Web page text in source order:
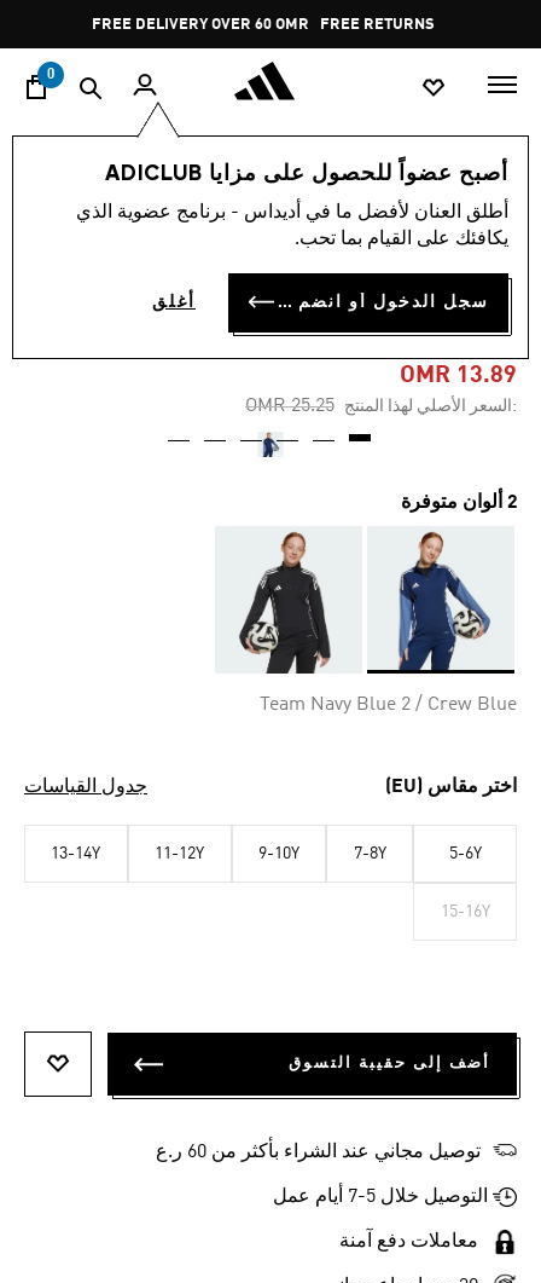
Pause
promotion
rotation
FREE DELIVERY OVER 60 OMR FREE RETURNS
0
أصبح عضواً للحصول على مزايا ADICLUB
أطلق العنان لأفضل ما في أديداس - برنامج عضوية الذي
يكافئك على القيام بما تحب.
سجل الدخول أو انضم الآن أغلق
الأطفال الملابس
-40%
سُترة تدريب للأطفال TIRO 25
COMPETITION
OMR 13.89
:السعر الأصلي لهذا المنتج Price reduced from
OMR 25.25
to
2 ألوان متوفرة
Team Navy Blue 2 / Crew Blue
اختر مقاس (EU) جدول القياسات
5-6Y
7-8Y
9-10Y
11-12Y
13-14Y
15-16Y
أضف إلى حقيبة التسوق
توصيل مجاني عند الشراء بأكثر من 60 ر.ع
التوصيل خلال 5-7 أيام عمل
معاملات دفع آمنة